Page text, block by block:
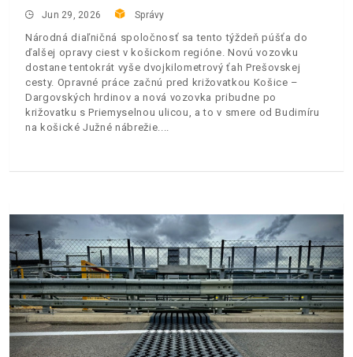
Jun 29, 2026 Správy
Národná diaľničná spoločnosť sa tento týždeň púšťa do
ďalšej opravy ciest v košickom regióne. Novú vozovku
dostane tentokrát vyše dvojkilometrový ťah Prešovskej
cesty. Opravné práce začnú pred križovatkou Košice –
Dargovských hrdinov a nová vozovka pribudne po
križovatku s Priemyselnou ulicou, a to v smere od Budimíru
na košické Južné nábrežie.